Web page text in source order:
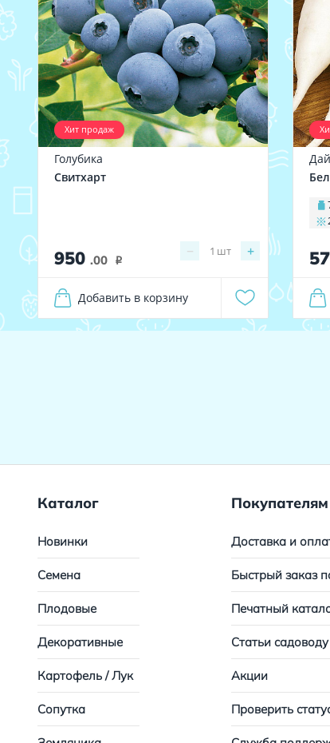
Хит продаж
Голубика
Свитхарт
950 .00 i
− +
1 шт
Добавить в корзину
57
Каталог
Новинки
Семена
Плодовые
Декоративные
Картофель / Лук
Сопутка
Покупателям
Доставка и
Быстрый заказ
Печатный
Статьи садоводу
Акции
Проверить